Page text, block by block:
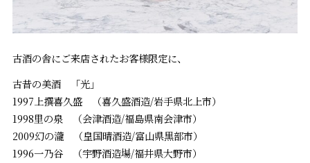
古酒の舎にご来店されたお客様限定に、
古昔の美酒 「光」
1997上撰喜久盛 （喜久盛酒造/岩手県北上市）
1998里の泉 （会津酒造/福島県南会津市）
2009幻の瀧 （皇国晴酒造/富山県黒部市）
1996一乃谷 （宇野酒造場/福井県大野市）